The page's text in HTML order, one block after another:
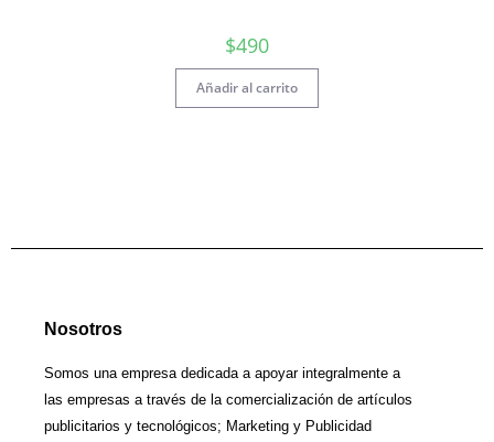
$490
Añadir al carrito
Nosotros
Somos una empresa dedicada a apoyar integralmente a
las empresas a través de la comercialización de artículos
publicitarios y tecnológicos; Marketing y Publicidad